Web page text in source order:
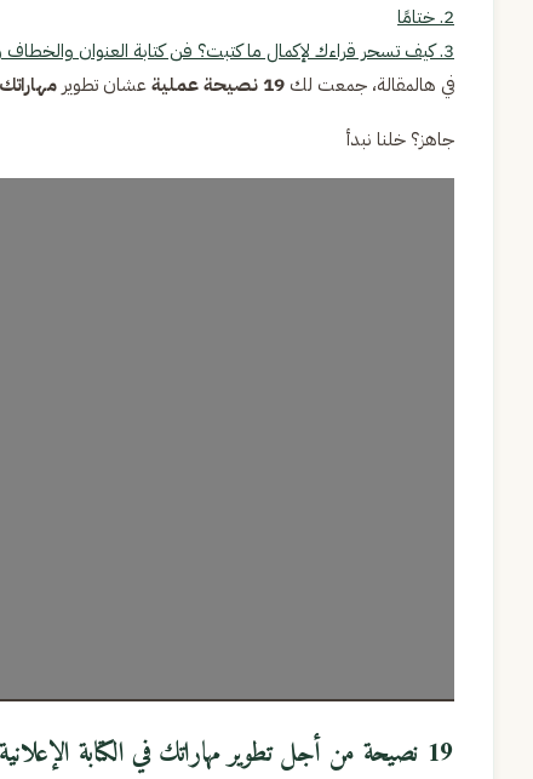
2. ختامًا
3. كيف تسحر قراءك لإكمال ما كتبت؟ فن كتابة العنوان والخطاف
في هالمقالة، جمعت لك 19 نصيحة عملية عشان تطوير
جاهز؟ خلنا نبدأ
19 نصيحة من أجل تطوير مهاراتك في الكتابة الإعلانية وتحقيق أعلى تفاعل